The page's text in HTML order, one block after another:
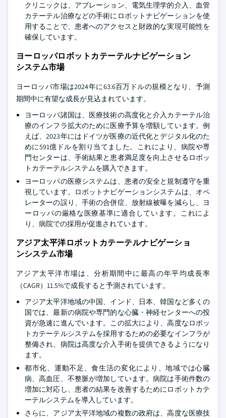
クリニックは、アブレーション、電気生理学的介入、血管
カテーテル治療などの手術にロボットナビゲーションを使
用することで、患者へのアクセスと財政的な実現可能性を
確保しています。
ヨーロッパロボットカテーテルナビゲーション
システム市場
ヨーロッパ市場は2024年に63.6百万ドルの規模となり、予測
期間中に有望な成長が見込まれています。
ヨーロッパ諸国は、医療技術の高度化と介入カテーテル治
療のインフラ拡大のために医療予算を増額しています。例
えば、2023年にはドイツが医療の近代化とデジタル化のた
めに591億ドルを割り当てました。これにより、病院や専
門センターは、手術結果と患者満足度を向上させるロボッ
トカテーテルシステムを購入できます。
ヨーロッパの医療システムは、患者の安全と規制遵守を重
視しています。ロボットナビゲーションシステムは、オペ
レーターの誤り、手術の合併症、放射線被曝を減らし、ヨ
ーロッパの厳格な医療基準に適合しています。これによ
り、病院での採用が促進されています。
アジア太平洋ロボットカテーテルナビゲーショ
ンシステム市場
アジア太平洋市場は、分析期間中に最高の年平均成長率
（CAGR）11.5%で成長すると予測されています。
アジア太平洋地域の中国、インド、日本、韓国など多くの
国では、最新の病院や専門的な心臓・神経センターへの投
資が急速に進んでいます。この拡大により、高度なロボッ
トカテーテルシステムを採用するための必要なインフラが
整備され、病院は高度な介入手術を提供できるようになり
ます。
都市化、運動不足、食生活の変化により、地域では心臓
病、高血圧、不整脈が増加しています。病院は手術件数の
増加に対応し、患者の結果を改善するためにロボットカテ
ーテルシステムを導入しています。
さらに、アジア太平洋地域の複数の政府は、高度な医療技